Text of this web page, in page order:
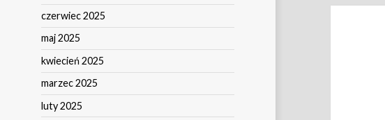
czerwiec 2025
maj 2025
kwiecień 2025
marzec 2025
luty 2025